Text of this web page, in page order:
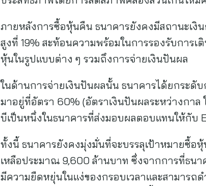
ภายหลังการซื้อหุ้นคืน ธนาคารยังคงมีสถานะเงิ
สูงที่ 19% สะท้อนความพร้อมในการรองรับการ
หุ้นในรูปแบบต่าง ๆ รวมถึงการจ่ายเงินปันผล
ในด้านการจ่ายเงินปันผลนั้น ธนาคารได้ยกระดั
มาอยู่ที่อัตรา 60% (อัตราเงินปันผลระหว่างกา
บีเป็นหนึ่งในธนาคารที่ส่งมอบผลตอบแทนให้กับ
ทั้งนี้ ธนาคารยังคงมุ่งมั่นที่จะบรรลุเป้าหมายซื้อ
เหลือประมาณ 9,600 ล้านบาท ซึ่งจากการที่ธนา
มีความยืดหยุ่นในแง่ของกรอบเวลาและสามารถ